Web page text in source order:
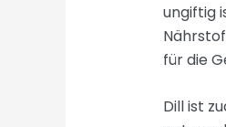
ungiftig
für die
Dill ist